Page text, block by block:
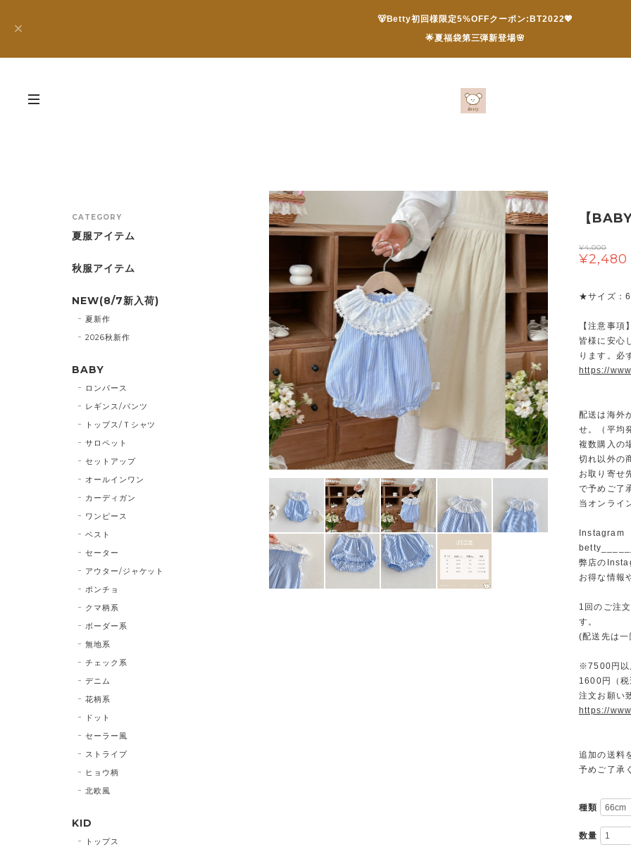
🐻Betty初回様限定5%OFFクーポン:BT2022💖
🌟夏福袋第三弾新登場🌸
【
¥4,000
¥2,480
★サイズ：
【注意事項
皆様に安心
ります。必
https://
配送は海外
せ。（平均
複数購入の
切れ以外の
お取り寄せ
で予めご了
当オンライ
Instagram
弊店の
お得な情報
1回のご注
す。
(配送先は
※7500円以
1600円（税
注文お願い
https://
追加の送料
予めご了承
種類
数量
CATEGORY
夏服アイテム
秋服アイテム
NEW(8/7新入荷)
夏新作
2026秋新作
BABY
ロンパース
レギンス/パンツ
トップス/Ｔシャツ
サロペット
セットアップ
オールインワン
カーディガン
ワンピース
ベスト
セーター
アウター/ジャケット
ポンチョ
クマ柄系
ボーダー系
無地系
チェック系
デニム
花柄系
ドット
セーラー風
ストライプ
ヒョウ柄
北欧風
KID
トップス